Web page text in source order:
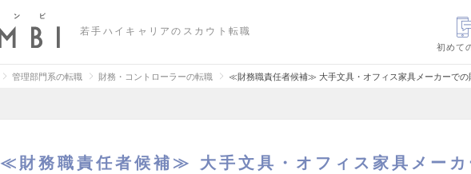
若手ハイキャリアのスカウト転職
初めて
管理部門系の転職 財務・コントローラーの転職 ≪財務職責任者候補≫ 大手文具・オフィス家具メーカーでの
≪財務職責任者候補≫ 大手文具・オフィス家具メーカ